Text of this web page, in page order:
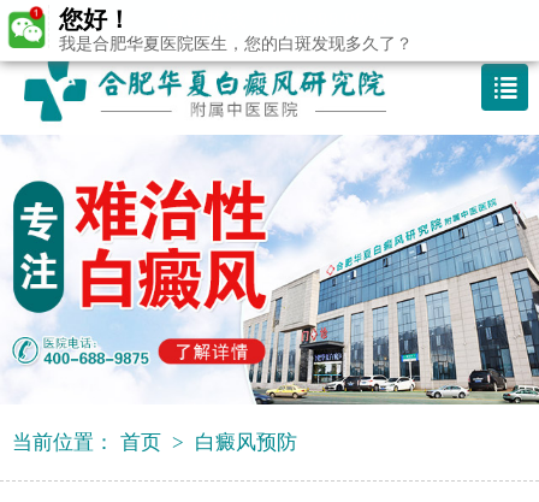
当前位置： 首页 > 白癜风预防
您好！
我是合肥华夏医院医生，您的白斑发现多久了？